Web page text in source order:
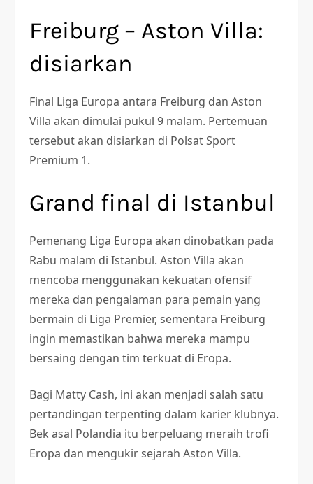
Freiburg – Aston Villa:
disiarkan
Final Liga Europa antara Freiburg dan Aston
Villa akan dimulai pukul 9 malam. Pertemuan
tersebut akan disiarkan di Polsat Sport
Premium 1.
Grand final di Istanbul
Pemenang Liga Europa akan dinobatkan pada
Rabu malam di Istanbul. Aston Villa akan
mencoba menggunakan kekuatan ofensif
mereka dan pengalaman para pemain yang
bermain di Liga Premier, sementara Freiburg
ingin memastikan bahwa mereka mampu
bersaing dengan tim terkuat di Eropa.
Bagi Matty Cash, ini akan menjadi salah satu
pertandingan terpenting dalam karier klubnya.
Bek asal Polandia itu berpeluang meraih trofi
Eropa dan mengukir sejarah Aston Villa.